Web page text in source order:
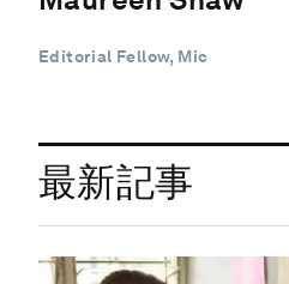
Editorial Fellow, Mic
最新記事